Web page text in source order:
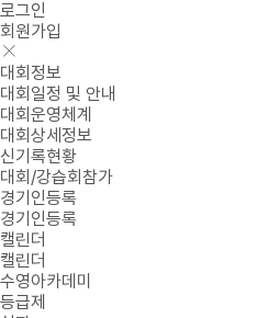
로그인
회원가입
대회정보
대회일정 및 안내
대회운영체계
대회상세정보
신기록현황
대회/강습회참가
경기인등록
경기인등록
캘린더
캘린더
수영아카데미
등급제